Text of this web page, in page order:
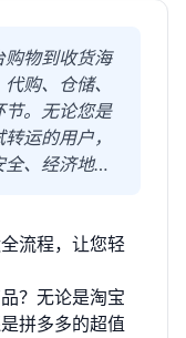
物到收货海
购、仓储、
节。无论您是
运的用户，
、经济地将
流程，让您轻
？无论是淘宝
拼多多的超值